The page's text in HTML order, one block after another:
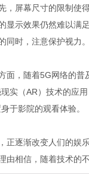
，屏幕尺寸的限制使
显示效果仍然难以
同时，注意保护视力
面，随着5G网络的
实（AR）技术的应
于影院的观看体验。
正逐渐改变人们的
由相信，随着技术的